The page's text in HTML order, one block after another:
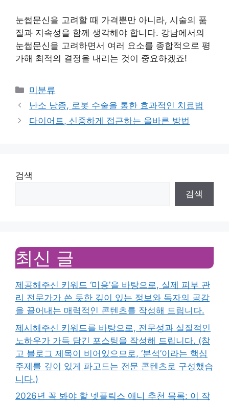
눈썹문신을 고려할 때 가격뿐만 아니라, 시술의 품
질과 지속성을 함께 생각해야 합니다. 강남에서의
눈썹문신을 고려하면서 여러 요소를 종합적으로 평
가해 최적의 결정을 내리는 것이 중요하겠죠!
Categories
미분류
난소 낭종, 로봇 수술을 통한 효과적인 치료법
다이어트, 신중하게 접근하는 올바른 방법
검색
검색
최신 글
제공해주신 키워드 ‘미용’을 바탕으로, 실제 피부 관
리 전문가가 쓴 듯한 깊이 있는 정보와 독자의 공감
을 끌어내는 매력적인 콘텐츠를 작성해 드립니다.
제시해주신 키워드를 바탕으로, 전문성과 실질적인
노하우가 가득 담긴 포스팅을 작성해 드립니다. (참
고 블로그 제목이 비어있으므로, ‘분석’이라는 핵심
주제를 깊이 있게 파고드는 전문 콘텐츠로 구성했습
니다.)
2026년 꼭 봐야 할 넷플릭스 애니 추천 목록: 이 작